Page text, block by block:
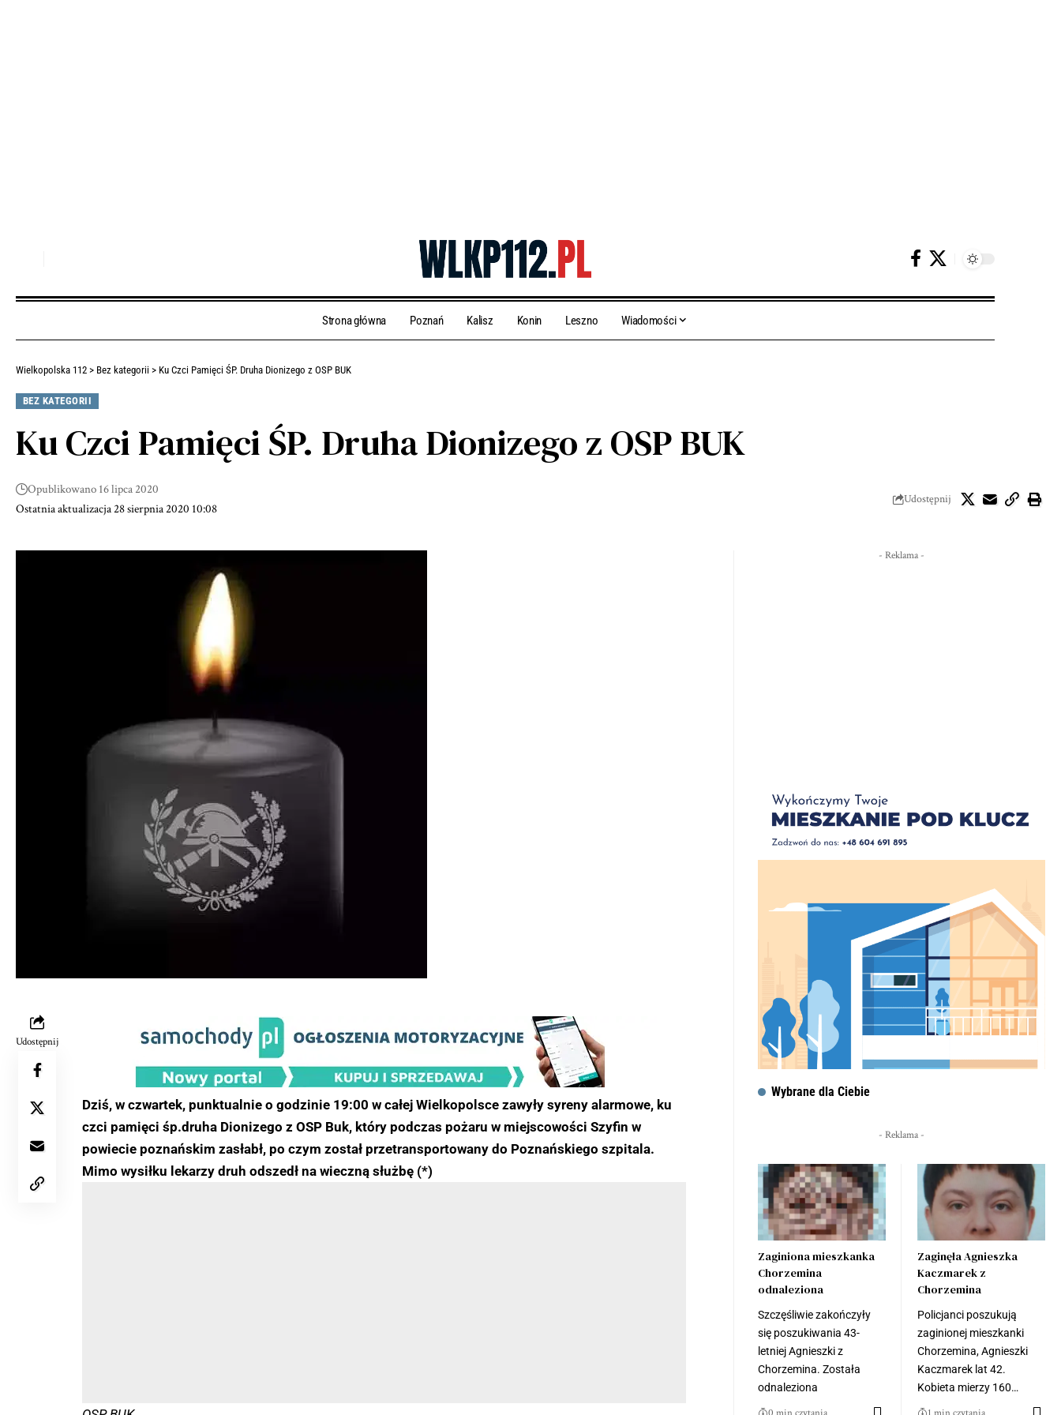
Strona główna Poznań Kalisz Konin Leszno Wiadomości
Wielkopolska 112 > Bez kategorii > Ku Czci Pamięci ŚP. Druha Dionizego z OSP BUK
BEZ KATEGORII
Ku Czci Pamięci ŚP. Druha Dionizego z OSP BUK
Ostatnia aktualizacja 28 sierpnia 2020 10:08
Opublikowano 16 lipca 2020
Udostępnij
Udostępnij
Dziś, w czwartek, punktualnie o godzinie 19:00 w całej Wielkopolsce zawyły syreny alarmowe, ku
czci pamięci śp.druha Dionizego z OSP Buk, który podczas pożaru w miejscowości Szyfin w
powiecie poznańskim zasłabł, po czym został przetransportowany do Poznańskiego szpitala.
Mimo wysiłku lekarzy druh odszedł na wieczną służbę (*)
- Reklama -
Wybrane dla Ciebie
- Reklama -
Zaginiona mieszkanka
Chorzemina
odnaleziona
Szczęśliwie zakończyły
się poszukiwania 43-
letniej Agnieszki z
Chorzemina. Została
odnaleziona
Zaginęła Agnieszka
Kaczmarek z
Chorzemina
Policjanci poszukują
zaginionej mieszkanki
Chorzemina, Agnieszki
Kaczmarek lat 42.
Kobieta mierzy 160…